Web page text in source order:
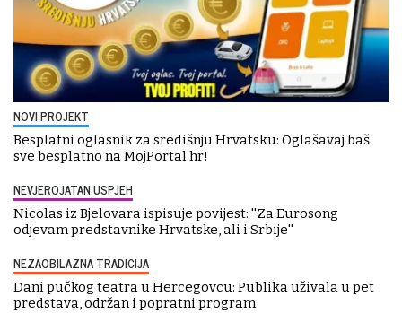
NOVI PROJEKT
Besplatni oglasnik za središnju Hrvatsku: Oglašavaj baš
sve besplatno na MojPortal.hr!
NEVJEROJATAN USPJEH
Nicolas iz Bjelovara ispisuje povijest: ''Za Eurosong
odjevam predstavnike Hrvatske, ali i Srbije''
NEZAOBILAZNA TRADICIJA
Dani pučkog teatra u Hercegovcu: Publika uživala u pet
predstava, održan i popratni program